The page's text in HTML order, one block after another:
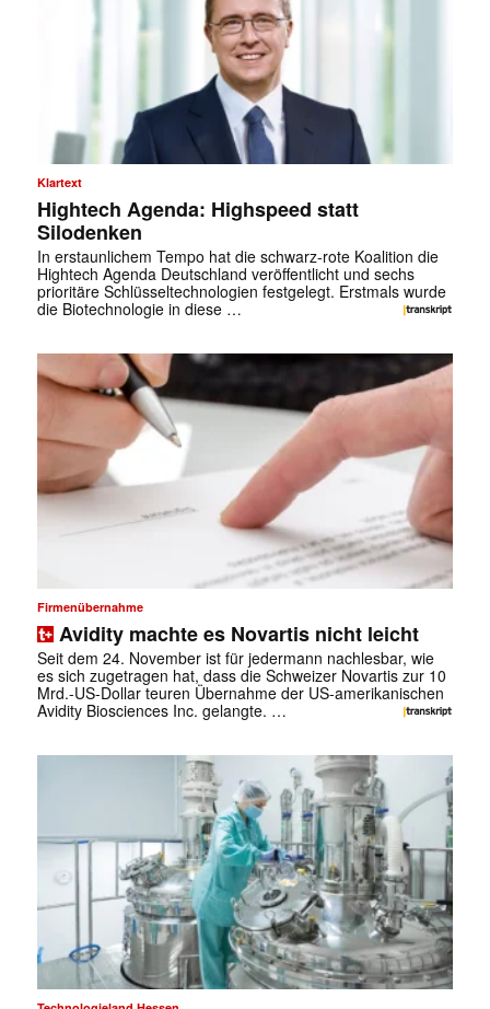
✕
Klartext
Hightech Agenda: Highspeed statt
Silodenken
In erstaunlichem Tempo hat die schwarz-rote Koalition die
Hightech Agenda Deutschland veröffentlicht und sechs
prioritäre Schlüsseltechnologien festgelegt. Erstmals wurde
die Biotechnologie in diese …
Firmenübernahme
Avidity machte es Novartis nicht leicht
Seit dem 24. November ist für jedermann nachlesbar, wie
es sich zugetragen hat, dass die Schweizer Novartis zur 10
Mrd.-US-Dollar teuren Übernahme der US-amerikanischen
Avidity Biosciences Inc. gelangte. …